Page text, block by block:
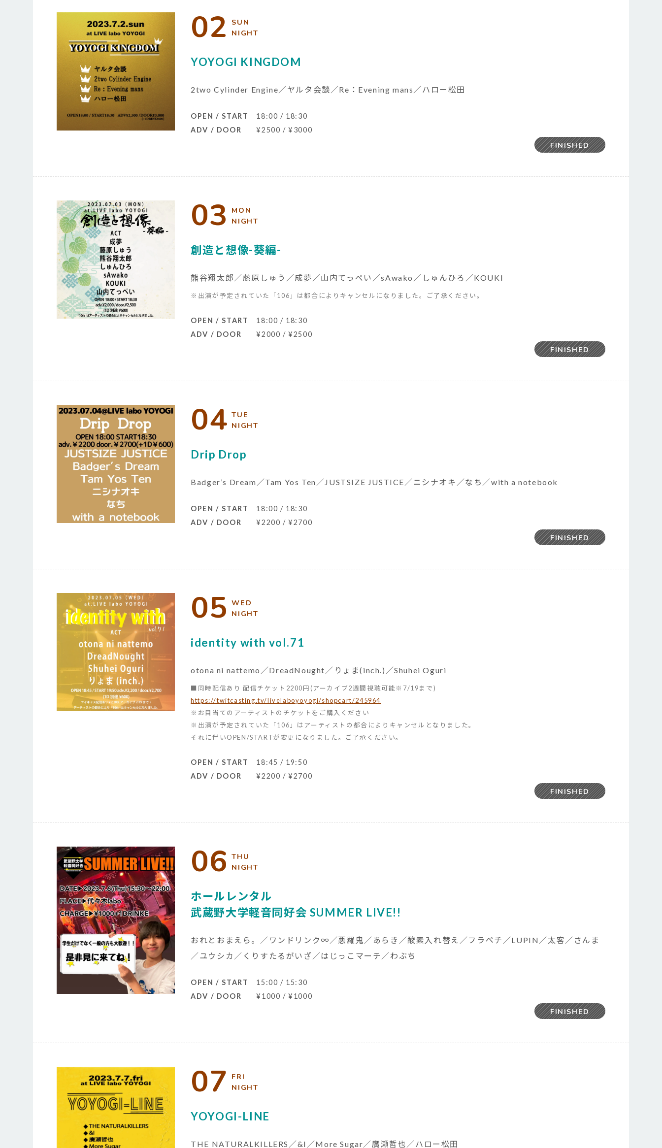
02
SUN
NIGHT
YOYOGI KINGDOM
2two Cylinder Engine／ヤルタ会談／Re：Evening mans／ハロー松田
OPEN / START
18:00 / 18:30
ADV / DOOR
¥2500 / ¥3000
FINISHED
03
MON
NIGHT
創造と想像-葵編-
熊谷翔太郎／藤原しゅう／成夢／山内てっぺい／sAwako／しゅんひろ／KOUKI
※出演が予定されていた「106」は都合によりキャンセルになりました。ご了承ください。
OPEN / START
18:00 / 18:30
ADV / DOOR
¥2000 / ¥2500
FINISHED
04 TUE
NIGHT
Drip Drop
Badger’s Dream／Tam Yos Ten／JUSTSIZE JUSTICE／ニシナオキ／なち／with a notebook
OPEN / START
18:00 / 18:30
ADV / DOOR
¥2200 / ¥2700
FINISHED
05 WED
NIGHT
identity with vol.71
otona ni nattemo／DreadNought／りょま(inch.)／Shuhei Oguri
■同時配信あり 配信チケット2200円(アーカイブ2週間視聴可能※7/19まで)
https://twitcasting.tv/livelaboyoyogi/shopcart/245964
※お目当てのアーティストのチケットをご購入ください
※出演が予定されていた「106」はアーティストの都合によりキャンセルとなりました。
それに伴いOPEN/STARTが変更になりました。ご了承ください。
OPEN / START
18:45 / 19:50
ADV / DOOR
¥2200 / ¥2700
FINISHED
06 THU
NIGHT
ホールレンタル
武蔵野大学軽音同好会 SUMMER LIVE!!
おれとおまえら。／ワンドリンク∞／悪羅鬼／あらき／酸素入れ替え／フラペチ／LUPIN／太客／さんま
／ユウシカ／くりすたるがいざ／はじっこマーチ／わぶち
OPEN / START
15:00 / 15:30
ADV / DOOR
¥1000 / ¥1000
FINISHED
07 FRI
NIGHT
YOYOGI-LINE
THE NATURALKILLERS／&I／More Sugar／廣瀬哲也／ハロー松田